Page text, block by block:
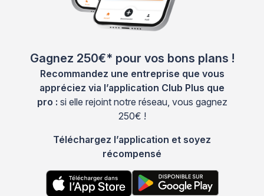
Gagnez 250€* pour vos bons plans !
Recommandez une entreprise que vous
appréciez via l’application Club Plus que
pro : si elle rejoint notre réseau, vous gagnez
250€ !
Téléchargez l’application et soyez
récompensé